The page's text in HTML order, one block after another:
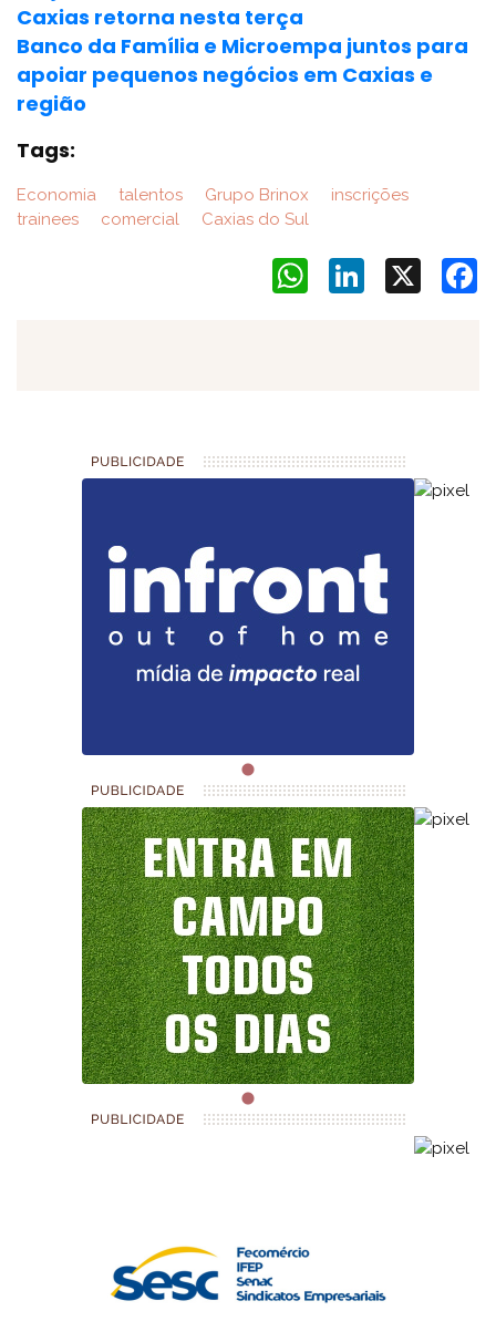
Caxias retorna nesta terça
Banco da Família e Microempa juntos para
apoiar pequenos negócios em Caxias e
região
Tags:
Economia talentos Grupo Brinox
inscrições
trainees
comercial Caxias do Sul
LinkedIn
WhatsApp